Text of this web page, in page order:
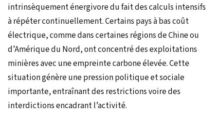
intrinsèquement énergivore du fait des calculs intensifs
à répéter continuellement. Certains pays à bas coût
électrique, comme dans certaines régions de Chine ou
d’Amérique du Nord, ont concentré des exploitations
minières avec une empreinte carbone élevée. Cette
situation génère une pression politique et sociale
importante, entraînant des restrictions voire des
interdictions encadrant l’activité.